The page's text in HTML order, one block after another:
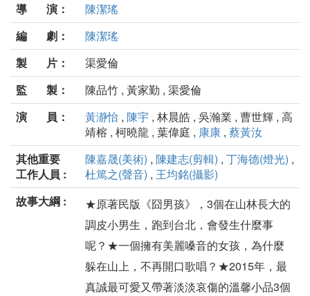
導 演：
陳潔瑤
編 劇：
陳潔瑤
製 片：
渠愛倫
監 製：
陳品竹 , 黃家勤 , 渠愛倫
演 員：
黃瀞怡 , 陳宇 , 林晨皓 , 吳瀚業 , 曹世輝 , 高
靖榕 , 柯曉龍 , 葉偉庭 , 康康 , 蔡黃汝
其他重要
工作人員 :
陳嘉晟(美術) , 陳建志(剪輯) , 丁海德(燈光) ,
杜篤之(聲音) , 王均銘(攝影)
故事大綱 :
★原著民版《囧男孩》，3個在山林長大的
調皮小男生，跑到台北，會發生什麼事
呢？★一個擁有美麗嗓音的女孩，為什麼
躲在山上，不再開口歌唱？★2015年，最
真誠最可愛又帶著淡淡哀傷的溫馨小品3個